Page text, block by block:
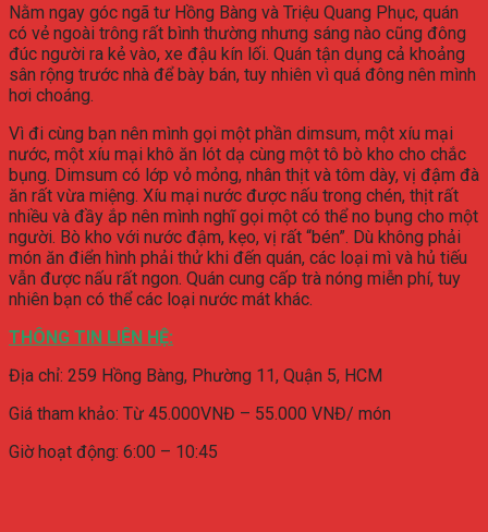
Nằm ngay góc ngã tư Hồng Bàng và Triệu Quang Phục, quán
có vẻ ngoài trông rất bình thường nhưng sáng nào cũng đông
đúc người ra kẻ vào, xe đậu kín lối. Quán tận dụng cả khoảng
sân rộng trước nhà để bày bán, tuy nhiên vì quá đông nên mình
hơi choáng.
Vì đi cùng bạn nên mình gọi một phần dimsum, một xíu mại
nước, một xíu mại khô ăn lót dạ cùng một tô bò kho cho chắc
bụng. Dimsum có lớp vỏ mỏng, nhân thịt và tôm dày, vị đậm đà
ăn rất vừa miệng. Xíu mại nước được nấu trong chén, thịt rất
nhiều và đầy ắp nên mình nghĩ gọi một có thể no bụng cho một
người. Bò kho với nước đậm, kẹo, vị rất “bén”. Dù không phải
món ăn điển hình phải thử khi đến quán, các loại mì và hủ tiếu
vẫn được nấu rất ngon. Quán cung cấp trà nóng miễn phí, tuy
nhiên bạn có thể các loại nước mát khác.
THÔNG TIN LIÊN HỆ:
Địa chỉ: 259 Hồng Bàng, Phường 11, Quận 5, HCM
Giá tham khảo: Từ 45.000VNĐ – 55.000 VNĐ/ món
Giờ hoạt động: 6:00 – 10:45